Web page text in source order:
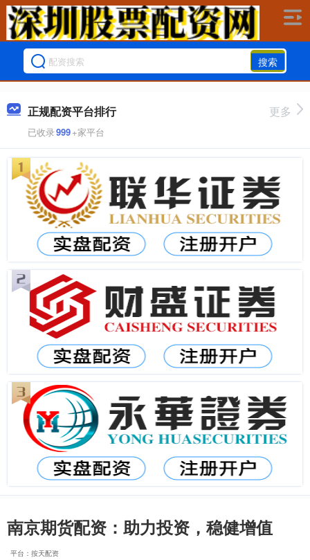
搜索
正规配资平台排行
已收录999+家平台
更多
南京期货配资：助力投资，稳健增值
平台：按天配资